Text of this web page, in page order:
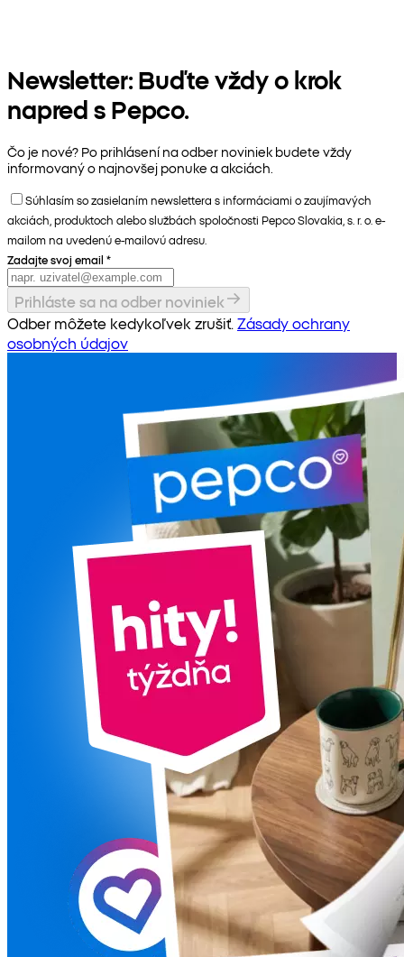
Newsletter: Buďte vždy o krok
napred s Pepco.
Čo je nové? Po prihlásení na odber noviniek budete vždy
informovaný o najnovšej ponuke a akciách.
Súhlasím so zasielaním newslettera s informáciami o zaujímavých
akciách, produktoch alebo službách spoločnosti Pepco Slovakia, s. r. o. e-
mailom na uvedenú e-mailovú adresu.
Zadajte svoj email *
Prihláste sa na odber noviniek
Odber môžete kedykoľvek zrušiť. Zásady ochrany
osobných údajov